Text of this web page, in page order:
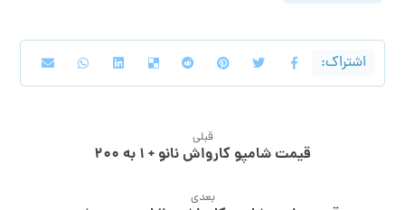
قبلی
قیمت شامپو کارواش نانو + ۱ به ۲۰۰
بعدی